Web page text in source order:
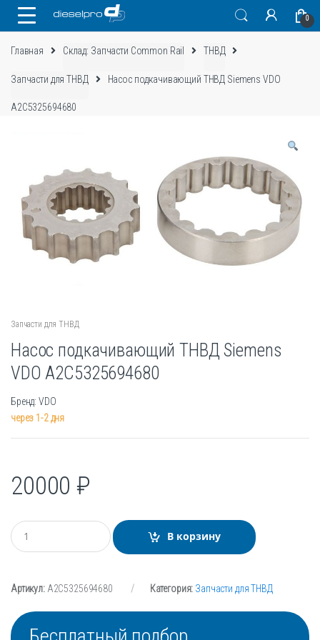
0
Главная Склад: Запчасти Common Rail ТНВД
Запчасти для ТНВД Насос подкачивающий ТНВД Siemens VDO
A2C5325694680
Запчасти для ТНВД
Насос подкачивающий ТНВД Siemens
VDO A2C5325694680
Бренд: VDO
через 1-2 дня
20000₽
К
о
е
в
В корзину
Артикул: A2C5325694680 Категория: Запчасти для ТНВД